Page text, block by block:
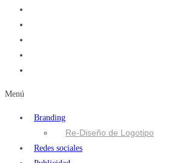
Menú
Branding
Re-Diseño de Logotipo
Redes sociales